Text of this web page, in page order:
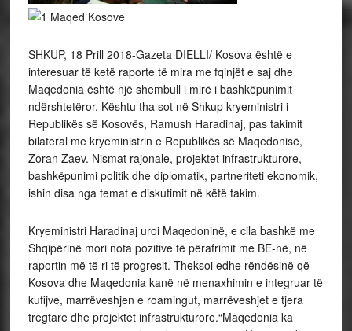
SHKUP, 18 Prill 2018-Gazeta DIELLI/ Kosova është e
interesuar të ketë raporte të mira me fqinjët e saj dhe
Maqedonia është një shembull i mirë i bashkëpunimit
ndërshtetëror. Kështu tha sot në Shkup kryeministri i
Republikës së Kosovës, Ramush Haradinaj, pas takimit
bilateral me kryeministrin e Republikës së Maqedonisë,
Zoran Zaev. Nismat rajonale, projektet infrastrukturore,
bashkëpunimi politik dhe diplomatik, partneriteti ekonomik,
ishin disa nga temat e diskutimit në këtë takim.
Kryeministri Haradinaj uroi Maqedoninë, e cila bashkë me
Shqipërinë mori nota pozitive të përafrimit me BE-në, në
raportin më të ri të progresit. Theksoi edhe rëndësinë që
Kosova dhe Maqedonia kanë në menaxhimin e integruar të
kufijve, marrëveshjen e roamingut, marrëveshjet e tjera
tregtare dhe projektet infrastrukturore.“Maqedonia ka